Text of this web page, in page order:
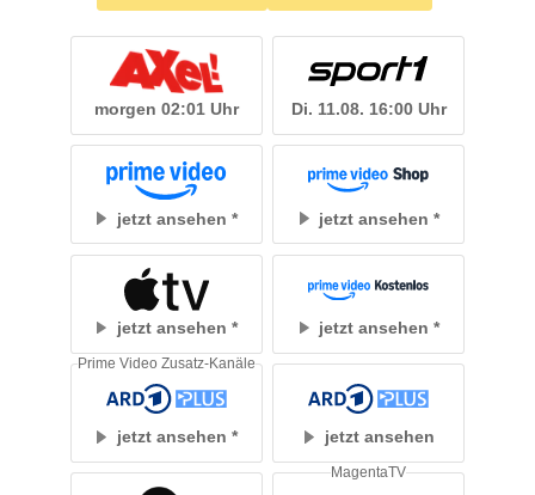
morgen 02:01 Uhr Di. 11.08. 16:00 Uhr
jetzt ansehen jetzt ansehen
jetzt ansehen jetzt ansehen
jetzt ansehen
Prime Video Zusatz-Kanäle
jetzt ansehen
MagentaTV